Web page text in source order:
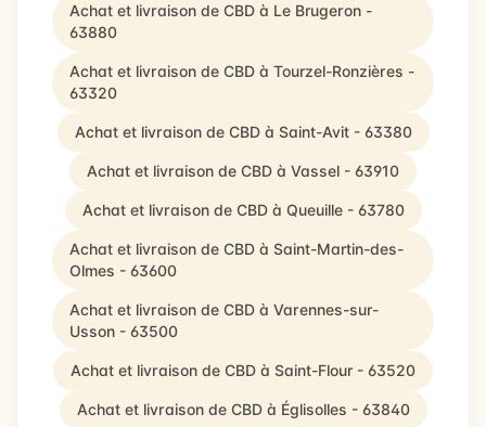
Achat et livraison de CBD à Le Brugeron -
63880
Achat et livraison de CBD à Tourzel-Ronzières -
63320
Achat et livraison de CBD à Saint-Avit - 63380
Achat et livraison de CBD à Vassel - 63910
Achat et livraison de CBD à Queuille - 63780
Achat et livraison de CBD à Saint-Martin-des-
Olmes - 63600
Achat et livraison de CBD à Varennes-sur-
Usson - 63500
Achat et livraison de CBD à Saint-Flour - 63520
Achat et livraison de CBD à Églisolles - 63840